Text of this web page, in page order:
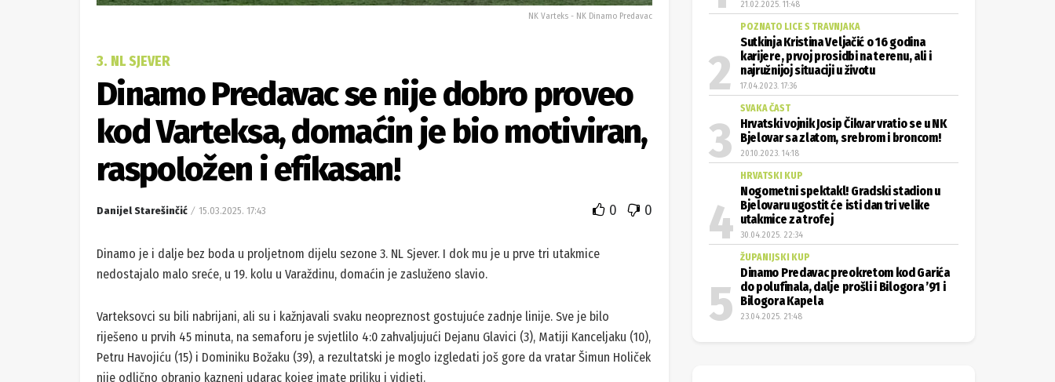
NK Varteks - NK Dinamo Predavac
3. NL SJEVER
Dinamo Predavac se nije dobro proveo
kod Varteksa, domaćin je bio motiviran,
raspoložen i efikasan!
Danijel Starešinčić 15.03.2025. 17:43 0 0
Dinamo je i dalje bez boda u proljetnom dijelu sezone 3. NL Sjever. I dok mu je u prve tri utakmice
nedostajalo malo sreće, u 19. kolu u Varaždinu, domaćin je zasluženo slavio.
Varteksovci su bili nabrijani, ali su i kažnjavali svaku neopreznost gostujuće zadnje linije. Sve je bilo
riješeno u prvih 45 minuta, na semaforu je svjetlilo 4:0 zahvaljujući Dejanu Glavici (3), Matiji Kanceljaku (10),
Petru Havojiću (15) i Dominiku Božaku (39), a rezultatski je moglo izgledati još gore da vratar Šimun Holiček
nije odlično obranio kazneni udarac kojeg imate priliku i vidjeti.
21.02.2025. 11:48
POZNATO LICE S TRAVNJAKA
Sutkinja Kristina Veljačić o 16 godina
karijere, prvoj prosidbi na terenu, ali i
najružnijoj situaciji u životu
17.04.2023. 17:36
SVAKA ČAST
Hrvatski vojnik Josip Čikvar vratio se u NK
Bjelovar sa zlatom, srebrom i broncom!
20.10.2023. 14:18
HRVATSKI KUP
Nogometni spektakl! Gradski stadion u
Bjelovaru ugostit će isti dan tri velike
utakmice za trofej
30.04.2025. 22:34
ŽUPANIJSKI KUP
Dinamo Predavac preokretom kod Garića
do polufinala, dalje prošli i Bilogora ’91 i
Bilogora Kapela
23.04.2025. 21:48